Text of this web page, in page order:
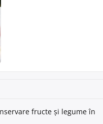
fructe și legume în